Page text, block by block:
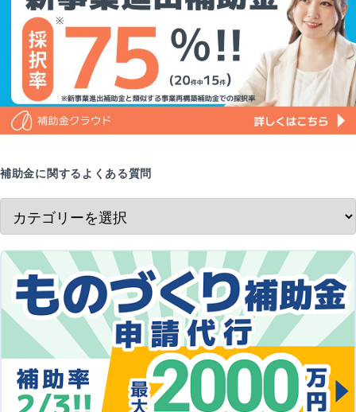
補助金に関するよくある質問